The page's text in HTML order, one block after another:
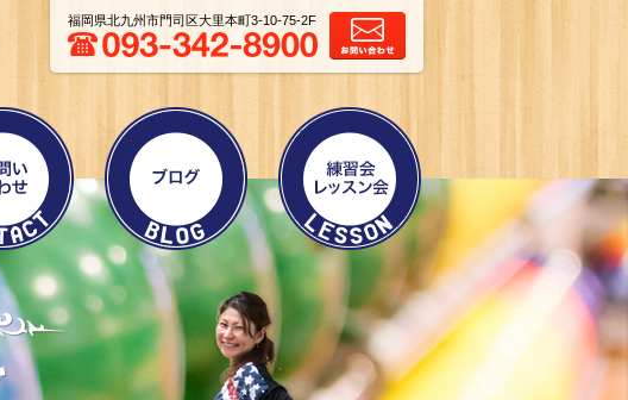
福岡県北九州市門司区大里本町3-10-75-2F